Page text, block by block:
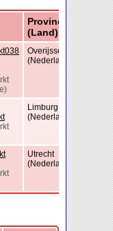
Provincie
(Land)
Overijssel
(Nederland)
Limburg
(Nederland)
Utrecht
(Nederland)